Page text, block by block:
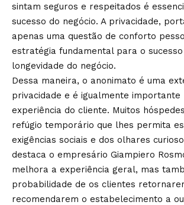
sintam seguros e respeitados é
sucesso do negócio. A privacidade,
apenas uma questão de conforto
estratégia fundamental para o
longevidade do negócio.
Dessa maneira, o anonimato é uma
privacidade e é igualmente importante
experiência do cliente. Muitos
refúgio temporário que lhes permita
exigências sociais e dos olhares
destaca o empresário Giampiero
melhora a experiência geral, mas
probabilidade de os clientes
recomendarem o estabelecimento a